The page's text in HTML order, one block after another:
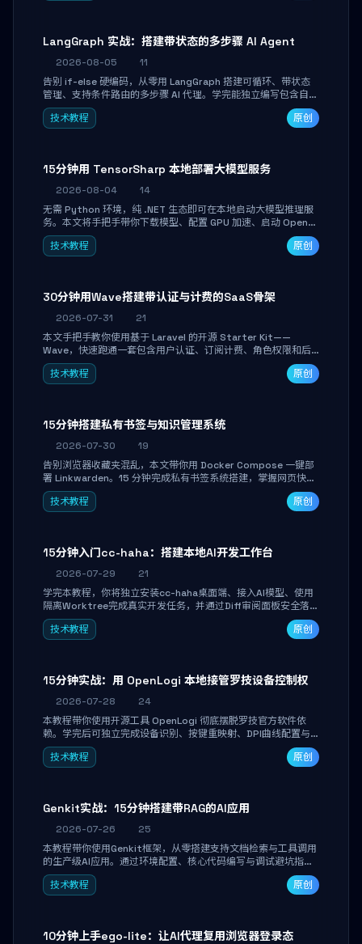
LangGraph 实战：搭建带状态的多步骤 AI Agent
2026-08-05
11
告别 if-else 硬编码，从零用 LangGraph 搭建可循环、带状态
管理、支持条件路由的多步骤 AI 代理。学完能独立编写包含自动
决策、工具调用和持久化状态的复杂工作流，并避开递归溢出、
状态丢失等常见坑点。
技术教程 原创
15分钟用 TensorSharp 本地部署大模型服务
2026-08-04
14
无需 Python 环境，纯 .NET 生态即可在本地启动大模型推理服
务。本文将手把手带你下载模型、配置 GPU 加速、启动 OpenAI
兼容 API，并在 C# 业务代码中无缝调用。数据不出网，零门槛
搞定本地 LLM 部署。
技术教程 原创
30分钟用Wave搭建带认证与计费的SaaS骨架
2026-07-31
21
本文手把手教你使用基于 Laravel 的开源 Starter Kit——
Wave，快速跑通一套包含用户认证、订阅计费、角色权限和后
台管理的完整 SaaS 骨架。附带 Stripe 测试支付对接与自定义
业务页面开发实战，助你省去重复基建时间，将精力聚焦于核心
技术教程 原创
15分钟搭建私有书签与知识管理系统
2026-07-30
19
告别浏览器收藏夹混乱，本文带你用 Docker Compose 一键部
署 Linkwarden。15 分钟完成私有书签系统搭建，掌握网页快照
归档、高亮批注、分类管理与全文搜索。适合开发者与知识工作
者打造个人知识库，资料统一归档，随时检索。
技术教程 原创
15分钟入门cc-haha：搭建本地AI开发工作台
2026-07-29
21
学完本教程，你将独立安装cc-haha桌面端、接入AI模型、使用
隔离Worktree完成真实开发任务，并通过Diff审阅面板安全落地
AI代码改写。告别终端黑盒操作，让AI在沙箱环境中工作，你只
做审阅和决策。
技术教程 原创
15分钟实战：用 OpenLogi 本地接管罗技设备控制权
2026-07-28
24
本教程带你使用开源工具 OpenLogi 彻底摆脱罗技官方软件依
赖。学完后可独立完成设备识别、按键重映射、DPI曲线配置与
SmartShift调节，实现完全离线控制，保护隐私并释放硬件性
能。
技术教程 原创
Genkit实战：15分钟搭建带RAG的AI应用
2026-07-26
25
本教程带你使用Genkit框架，从零搭建支持文档检索与工具调用
的生产级AI应用。通过环境配置、核心代码编写与调试避坑指
南，学完即可掌握多模型切换、RAG管道构建及函数调用注册，
独立开发高效AI智能体。
技术教程 原创
10分钟上手ego-lite：让AI代理复用浏览器登录态